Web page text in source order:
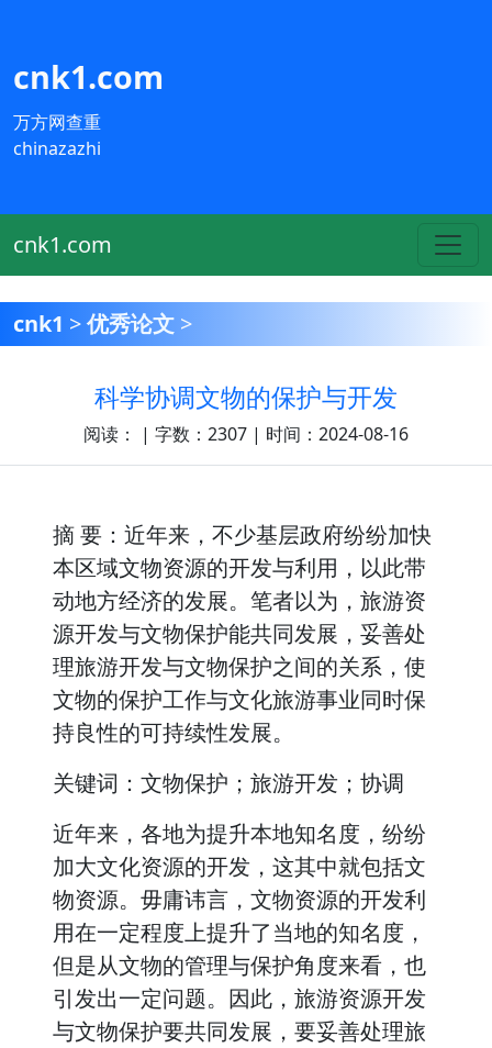
cnk1.com
万方网查重
chinazazhi
cnk1.com
cnk1 >优秀论文 >
科学协调文物的保护与开发
阅读： | 字数：2307 | 时间：2024-08-16
摘 要：近年来，不少基层政府纷纷加快
本区域文物资源的开发与利用，以此带
动地方经济的发展。笔者以为，旅游资
源开发与文物保护能共同发展，妥善处
理旅游开发与文物保护之间的关系，使
文物的保护工作与文化旅游事业同时保
持良性的可持续性发展。
关键词：文物保护；旅游开发；协调
近年来，各地为提升本地知名度，纷纷
加大文化资源的开发，这其中就包括文
物资源。毋庸讳言，文物资源的开发利
用在一定程度上提升了当地的知名度，
但是从文物的管理与保护角度来看，也
引发出一定问题。因此，旅游资源开发
与文物保护要共同发展，要妥善处理旅